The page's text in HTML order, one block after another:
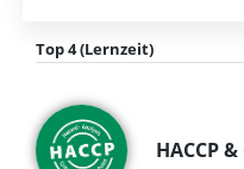
Top 4 (Lernzeit)
HACCP &